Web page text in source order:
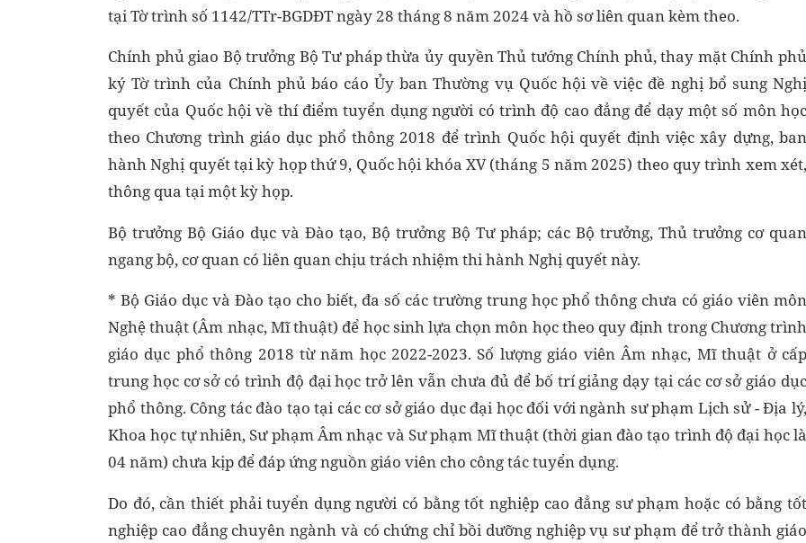
tại Tờ trình số 1142/TTr-BGDĐT ngày 28 tháng 8 năm 2024 và hồ sơ liên quan kèm theo.
Chính phủ giao Bộ trưởng Bộ Tư pháp thừa ủy quyền Thủ tướng Chính phủ, thay mặt Chính phủ
ký Tờ trình của Chính phủ báo cáo Ủy ban Thường vụ Quốc hội về việc đề nghị bổ sung Nghị
quyết của Quốc hội về thí điểm tuyển dụng người có trình độ cao đẳng để dạy một số môn học
theo Chương trình giáo dục phổ thông 2018 để trình Quốc hội quyết định việc xây dựng, ban
hành Nghị quyết tại kỳ họp thứ 9, Quốc hội khóa XV (tháng 5 năm 2025) theo quy trình xem xét,
thông qua tại một kỳ họp.
Bộ trưởng Bộ Giáo dục và Đào tạo, Bộ trưởng Bộ Tư pháp; các Bộ trưởng, Thủ trưởng cơ quan
ngang bộ, cơ quan có liên quan chịu trách nhiệm thi hành Nghị quyết này.
* Bộ Giáo dục và Đào tạo cho biết, đa số các trường trung học phổ thông chưa có giáo viên môn
Nghệ thuật (Âm nhạc, Mĩ thuật) để học sinh lựa chọn môn học theo quy định trong Chương trình
giáo dục phổ thông 2018 từ năm học 2022-2023. Số lượng giáo viên Âm nhạc, Mĩ thuật ở cấp
trung học cơ sở có trình độ đại học trở lên vẫn chưa đủ để bố trí giảng dạy tại các cơ sở giáo dục
phổ thông. Công tác đào tạo tại các cơ sở giáo dục đại học đối với ngành sư phạm Lịch sử - Địa lý,
Khoa học tự nhiên, Sư phạm Âm nhạc và Sư phạm Mĩ thuật (thời gian đào tạo trình độ đại học là
04 năm) chưa kịp để đáp ứng nguồn giáo viên cho công tác tuyển dụng.
Do đó, cần thiết phải tuyển dụng người có bằng tốt nghiệp cao đẳng sư phạm hoặc có bằng tốt
nghiệp cao đẳng chuyên ngành và có chứng chỉ bồi dưỡng nghiệp vụ sư phạm để trở thành giáo